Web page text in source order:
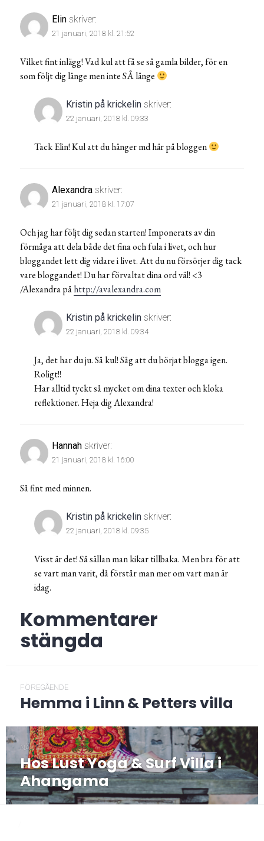
Elin skriver:
21 januari, 2018 kl. 21:52
Vilket fint inlägg! Vad kul att få se så gamla bilder, för en
som följt dig länge men inte SÅ länge
Kristin på krickelin skriver:
22 januari, 2018 kl. 09:33
Tack Elin! Kul att du hänger md här på bloggen
Alexandra skriver:
21 januari, 2018 kl. 17:07
Och jag har följt dig sedan starten! Imponerats av din
förmåga att dela både det fina och fula i livet, och hur
bloggandet lett dig vidare i livet. Att du nu försörjer dig tack
vare bloggandet! Du har förvaltat dina ord väl! <3
/Alexandra påhttp://avalexandra.com
Kristin på krickelin skriver:
22 januari, 2018 kl. 09:34
Ja, det har du ju. Så kul! Såg att du börjat blogga igen.
Roligt!!
Har alltid tyckt så mycket om dina texter och kloka
reflektioner. Heja dig Alexandra!
Hannah skriver:
21 januari, 2018 kl. 16:00
Så fint med minnen.
Kristin på krickelin skriver:
22 januari, 2018 kl. 09:35
Visst är det! Så sällan man kikar tillbaka. Men bra för att
se vart man varit, då förstår man mer om vart man är
idag.
Kommentarer
stängda
FÖREGÅENDE
Föregående
Hemma i Linn & Petters villa
NÄSTA
Nästa
post:
Hos Lust Yoga & Surf Villa i
Ahangama